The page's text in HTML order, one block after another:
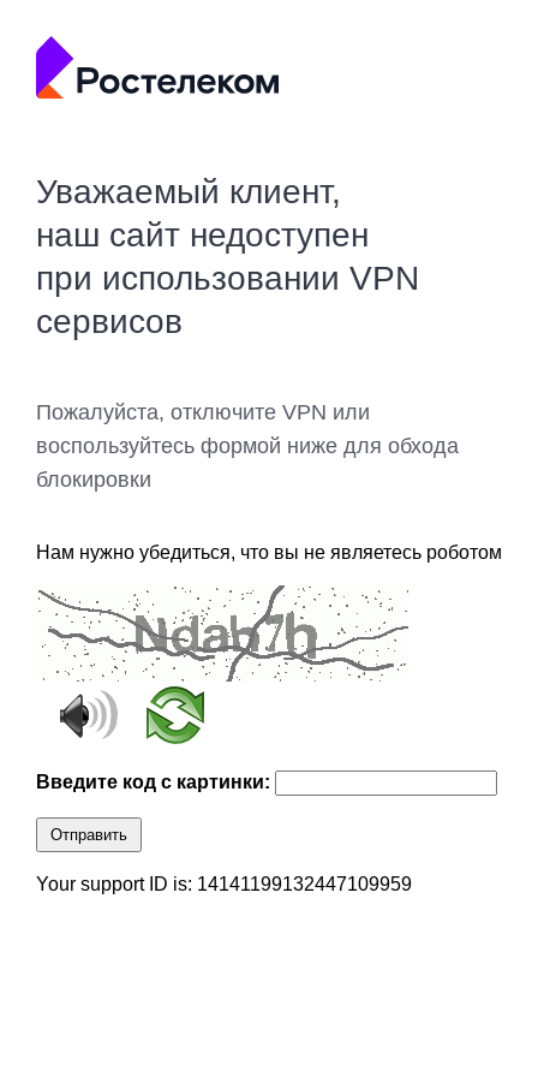
Уважаемый клиент,
наш сайт недоступен
при использовании VPN
сервисов
Пожалуйста, отключите VPN или
воспользуйтесь формой ниже для обхода
блокировки
Нам нужно убедиться, что вы не являетесь роботом
Введите код с картинки:
Отправить
Your support ID is: 14141199132447109959